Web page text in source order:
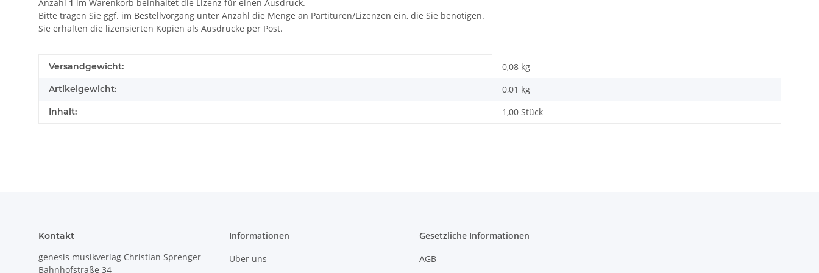
Anzahl 1 im Warenkorb beinhaltet die Lizenz für einen Ausdruck.
Bitte tragen Sie ggf. im Bestellvorgang unter Anzahl die Menge an Partituren/Lizenzen ein, die Sie benötigen.
Sie erhalten die lizensierten Kopien als Ausdrucke per Post.
Produkteigenschaft
Wert
Versandgewicht: 0,08 kg
Artikelgewicht: 0,01 kg
Inhalt: 1,00 Stück
Kontakt
genesis musikverlag Christian Sprenger
Bahnhofstraße 34
Informationen
Über uns
Gesetzliche Informationen
AGB